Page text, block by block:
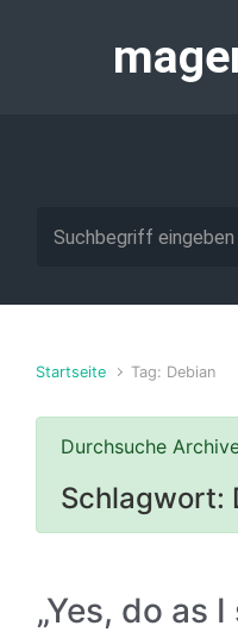
Startseite Tag: Debian
Durchsuche
Schlagwort:
„Yes, do as I